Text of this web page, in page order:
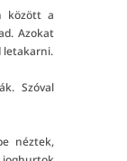
között a
Azokat
letakarni.
Szóval
néztek,